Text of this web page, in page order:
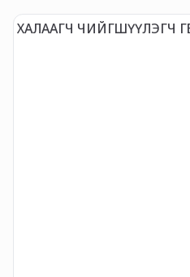
ХАЛААГЧ ЧИЙГШҮҮЛЭГЧ